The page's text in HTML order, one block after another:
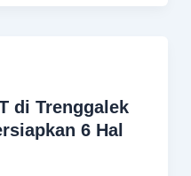
di Trenggalek
6 Hal